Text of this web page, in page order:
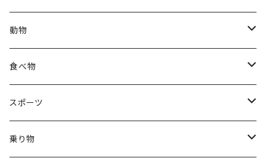
ブラックフライデー
ハロウィン
正月
端午の節句
日本
ヨーロッパ
トライバル
中国
子供
サンタクロース
七福神
金太郎
雲
星
雫
貝殻
カーネーション
梅
桜
プルメリア
動物
ネコ
ウマ
サイ
食べ物
スイーツ
かき氷
フルーツ
スポーツ
相撲
乗り物